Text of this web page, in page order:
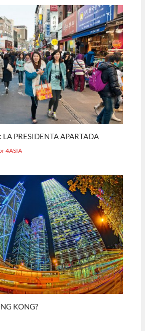
LA PRESIDENTA APARTADA
4ASIA
KONG?